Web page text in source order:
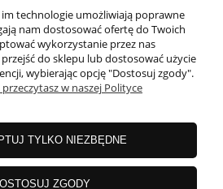
POMOC
KONTO
I DOSTAWA
INFORMACJE
technologie umożliwiają poprawne
nam dostosować ofertę do Twoich
wykorzystanie przez nas
do sklepu lub dostosować użycie
wybierając opcję "Dostosuj zgody".
w naszej Polityce
TYLKO NIEZBĘDNE
ZGODY